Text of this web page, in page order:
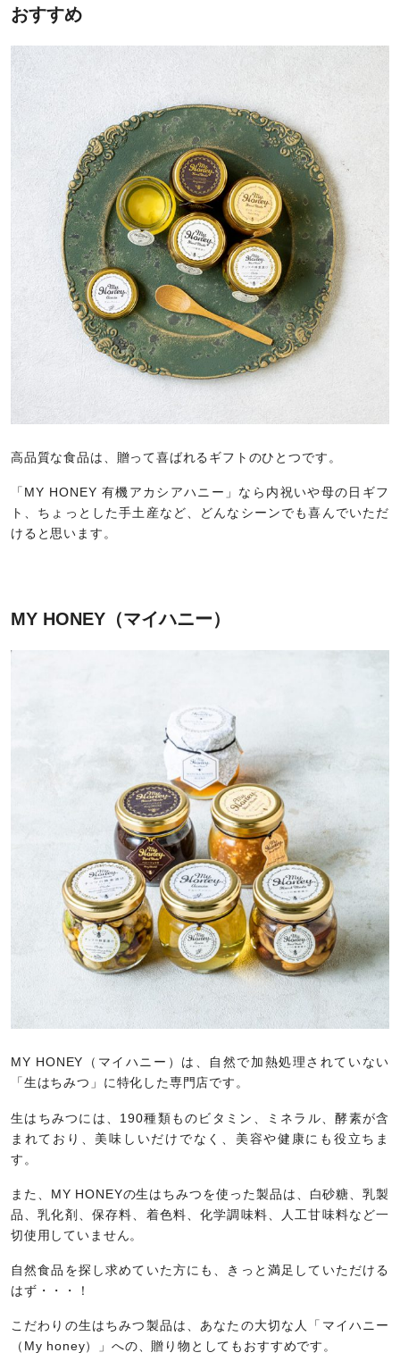
おすすめ
高品質な食品は、贈って喜ばれるギフトのひとつです。
「MY HONEY 有機アカシアハニー」なら内祝いや母の日ギフ
ト、ちょっとした手土産など、どんなシーンでも喜んでいただ
けると思います。
MY HONEY（マイハニー）
MY HONEY（マイハニー）は、自然で加熱処理されていない
「生はちみつ」に特化した専門店です。
生はちみつには、190種類ものビタミン、ミネラル、酵素が含
まれており、美味しいだけでなく、美容や健康にも役立ちま
す。
また、MY HONEYの生はちみつを使った製品は、白砂糖、乳製
品、乳化剤、保存料、着色料、化学調味料、人工甘味料など一
切使用していません。
自然食品を探し求めていた方にも、きっと満足していただける
はず・・・！
こだわりの生はちみつ製品は、あなたの大切な人「マイハニー
（My honey）」への、贈り物としてもおすすめです。